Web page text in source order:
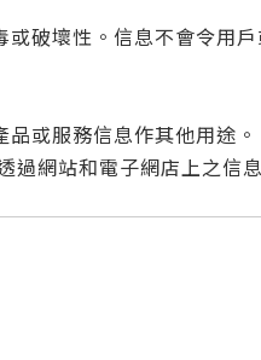
破壞性。信息不會令用
或服務信息作其他用途
過網站和電子網店上之信